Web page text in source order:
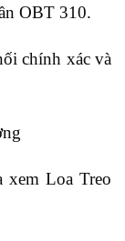
OBT 310.
chính xác và
xem Loa Treo